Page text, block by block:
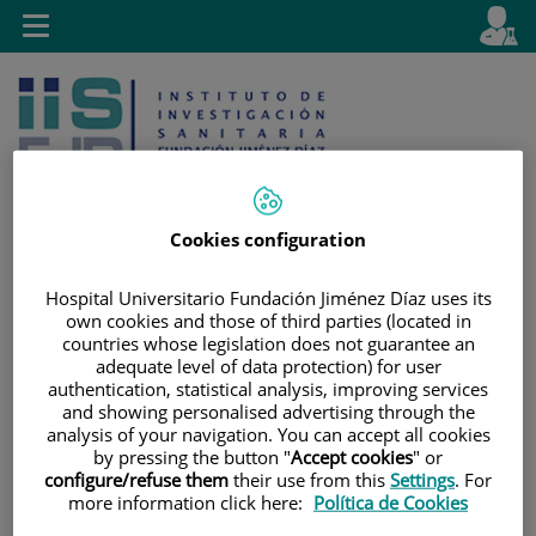
Jump to content
Language
Active
en
Search
Toggle
navigation
Cookies configuration
Hospital Universitario Fundación Jiménez Díaz uses its
own cookies and those of third parties (located in
countries whose legislation does not guarantee an
adequate level of data protection) for user
authentication, statistical analysis, improving services
and showing personalised advertising through the
analysis of your navigation. You can accept all cookies
by pressing the button "Accept cookies" or
configure/refuse them their use from this Settings. For
more information click here: Política de Cookies